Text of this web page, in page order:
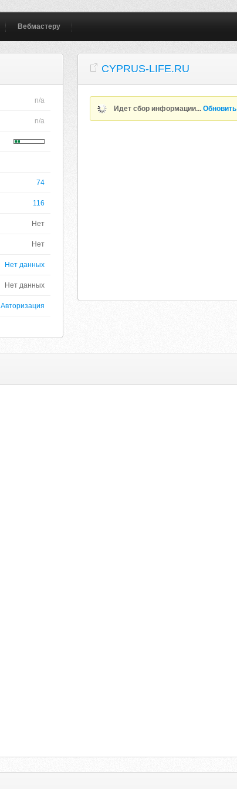
Вебмастеру
n/a
n/a
74
116
Нет
Нет
Нет данных
Нет данных
Авторизация
CYPRUS-LIFE.RU
Идет сбор информации...Обновить